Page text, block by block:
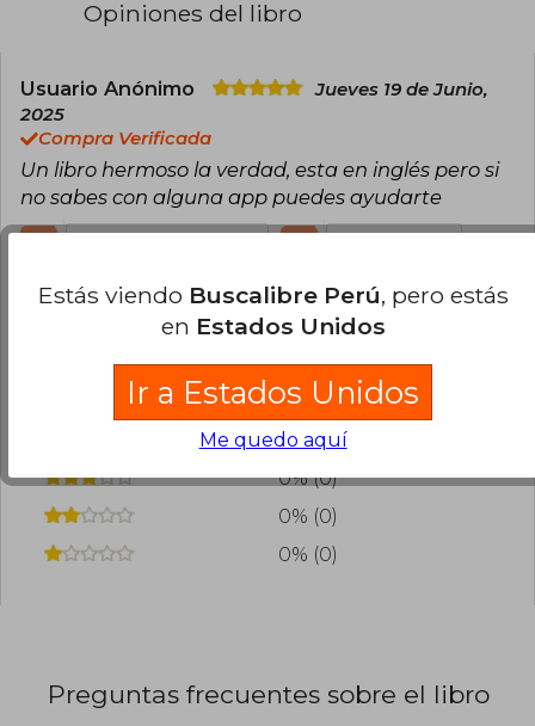
Opiniones del libro
Usuario Anónimo
Jueves 19 de Junio,
2025
Compra Verificada
Un libro hermoso la verdad, esta en inglés pero si
no sabes con alguna app puedes ayudarte
¿Leíste este libro? Inicia sesiónpara poder
agregar tu propia evaluación.
100% (1)
0% (0)
0% (0)
0% (0)
0% (0)
Preguntas frecuentes sobre el libro
Estás viendo Buscalibre Perú, pero estás
en Estados Unidos
Ir a Estados Unidos
Me quedo aquí